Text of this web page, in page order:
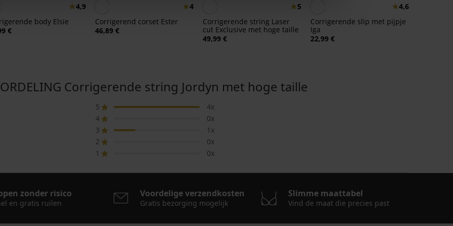
4,9
body Elsie
€
4
Corrigerend corset Ester
46,89 €
5
Corrigerende string Laser
cut Exclusive met hoge taille
49,99 €
4,6
Corrigerende slip met pijpje
Iga
22,99 €
Corrigerende string Jordyn met hoge taille
5
4x
4
0x
3
1x
2
0x
1
0x
zonder risico
en gratis ruilen
Voordelige verzendkosten
Gratis bezorging mogelijk
Slimme maattabel
Vind de maat die precies past